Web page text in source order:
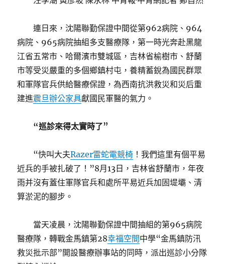
連日來，沈陽聯勤保證中間從第962病院、964
病院、965病院抽組多支醫療隊，第一時光奔赴黑龍
江省五常市、哈爾濱市雙城區，吉林省榆樹市、舒蘭
市等受災嚴重的多個鄉鎮村屯，養精蓄銳為國民群眾
和軍隊官兵供給醫療保證，為西南抗洪救災和災后重
建進震旦辦公家具獻國民軍醫的氣力。
“巡診來得太實時了”
“快叫大夫Razer雷蛇電競椅 ！我們這里有個平易
近兵的手被扎破了！”8月13日，吉林省舒蘭市，年夜
雨并沒有蓋住軍隊官兵和處所平易近兵加固堤壩、清
算淤泥的腳步。
當天凌晨，沈陽聯勤保證中間抽組的第965病院
醫療隊，轉戰金馬鎮第28幸福空間中學“金馬鎮防汛
救災批示部”開設醫療辦事站的同時，派出巡診小分隊